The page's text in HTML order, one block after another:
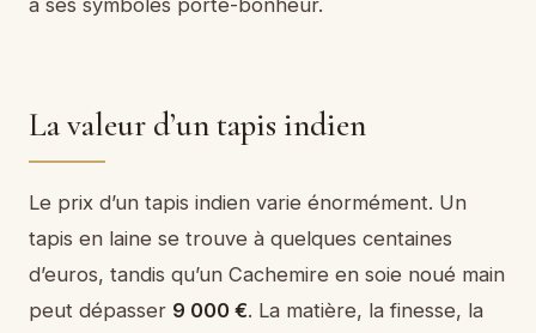
à ses symboles porte-bonheur.
La valeur d’un tapis indien
Le prix d’un tapis indien varie énormément. Un
tapis en laine se trouve à quelques centaines
d’euros, tandis qu’un Cachemire en soie noué main
peut dépasser 9 000 €. La matière, la finesse, la